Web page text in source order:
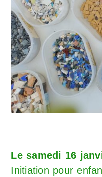
Le samedi 16
Initiation pour